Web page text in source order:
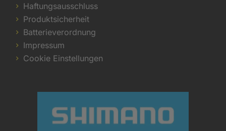
Haftungsausschluss
Produktsicherheit
Batterieverordnung
Impressum
Cookie Einstellungen